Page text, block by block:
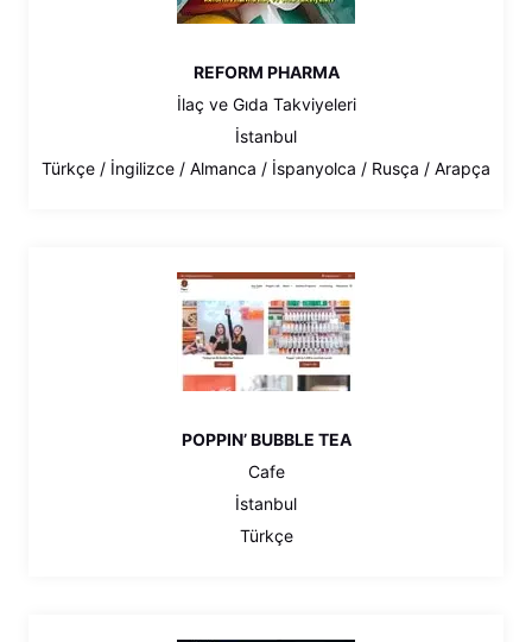
REFORM PHARMA
İlaç ve Gıda Takviyeleri
İstanbul
Türkçe / İngilizce / Almanca / İspanyolca / Rusça / Arapça
POPPIN’ BUBBLE TEA
Cafe
İstanbul
Türkçe